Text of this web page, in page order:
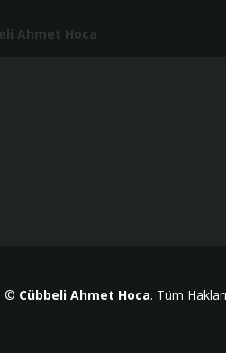
Ahmet Hoca
© Cübbeli Ahmet Hoca. Tüm Hakları